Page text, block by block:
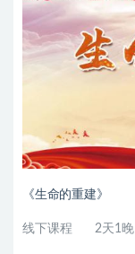
《生命的重建》
线下课程 2天1晚